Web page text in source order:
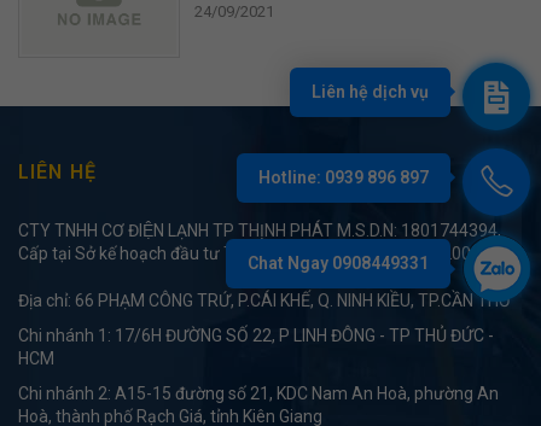
24/09/2021
LIÊN HỆ
CTY TNHH CƠ ĐIỆN LẠNH TP THỊNH PHÁT M.S.D.N: 1801744394,
Cấp tại Sở kế hoạch đầu tư TP Cần Thơ cấp ngày 15/01/2008
Địa chỉ: 66 PHẠM CÔNG TRỨ, P.CÁI KHẾ, Q. NINH KIỀU, TP.CẦN THƠ
Chi nhánh 1: 17/6H ĐƯỜNG SỐ 22, P LINH ĐÔNG - TP THỦ ĐỨC -
HCM
Chi nhánh 2: A15-15 đường số 21, KDC Nam An Hoà, phường An
Hoà, thành phố Rạch Giá, tỉnh Kiên Giang